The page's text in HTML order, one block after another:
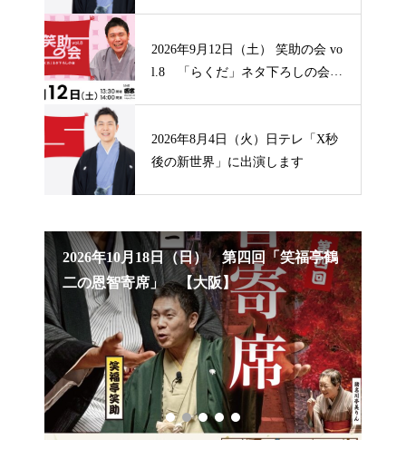
2026年9月12日（土） 笑助の会 vo
l.8 「らくだ」ネタ下ろしの会
2026年8月4日（火）日テレ「X秒
後の新世界」に出演します
2026年10月18日（日） 第四回「笑福亭鶴
二の恩智寄席」 【大阪】